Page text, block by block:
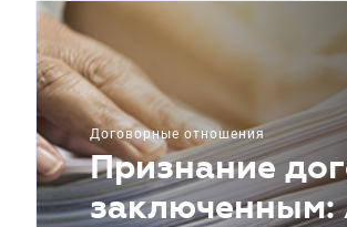
Договорные отношения
Признание